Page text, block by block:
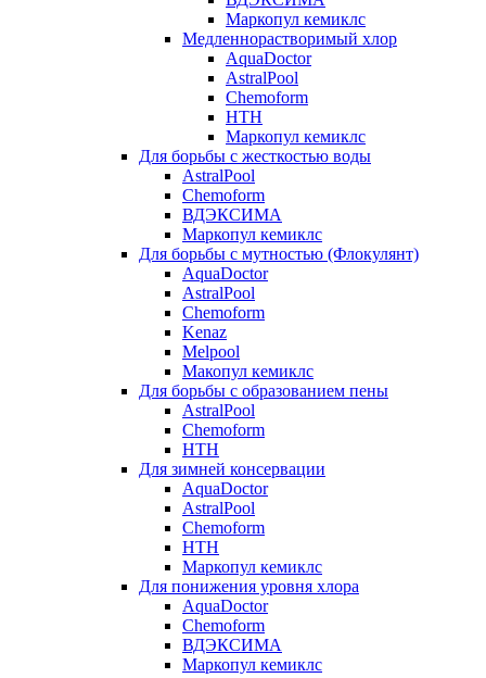
Маркопул кемиклс
Медленнорастворимый хлор
AquaDoctor
AstralPool
Chemoform
HTH
Маркопул кемиклс
Для борьбы с жесткостью воды
AstralPool
Chemoform
ВДЭКСИМА
Маркопул кемиклс
Для борьбы с мутностью (Флокулянт)
AquaDoctor
AstralPool
Chemoform
Kenaz
Melpool
Макопул кемиклс
Для борьбы с образованием пены
AstralPool
Chemoform
HTH
Для зимней консервации
AquaDoctor
AstralPool
Chemoform
HTH
Маркопул кемиклс
Для понижения уровня хлора
AquaDoctor
Chemoform
ВДЭКСИМА
Маркопул кемиклс